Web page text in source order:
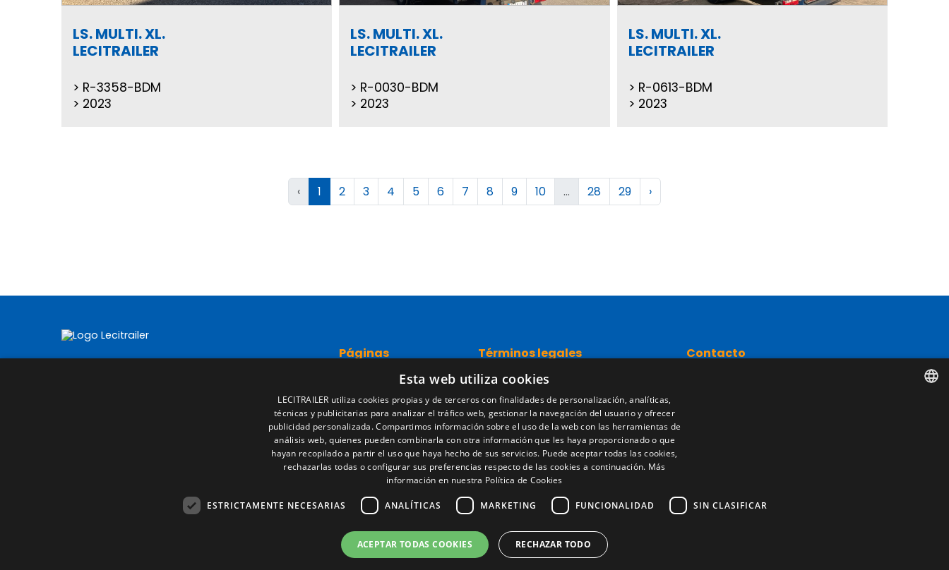
LS. MULTI. XL.
LECITRAILER
R-3358-BDM
2023
LS. MULTI. XL.
LECITRAILER
R-0030-BDM
2023
LS. MULTI. XL.
LECITRAILER
R-0613-BDM
2023
‹ 1 2 3 4 5 6 7 8 9 10 ... 28 29 ›
Páginas
Red comercial
Recambios
Portal empleo
Noticias
EgaLecitrailer
LT Defence
Términos legales
Aviso legal
Política de privacidad
Política de cookies
Condiciones generales de venta
Gestionar cookies
Contacto
Esta web utiliza cookies
LECITRAILER utiliza cookies propias y de terceros con finalidades de personalización, analíticas,
técnicas y publicitarias para analizar el tráfico web, gestionar la navegación del usuario y ofrecer
publicidad personalizada. Compartimos información sobre el uso de la web con las herramientas de
análisis web, quienes pueden combinarla con otra información que les haya proporcionado o que
hayan recopilado a partir el uso que haya hecho de sus servicios. Puede aceptar todas las cookies,
rechazarlas todas o configurar sus preferencias respecto de las cookies a continuación. Más
información en nuestra Política de Cookies
ESTRICTAMENTE NECESARIAS ANALÍTICAS MARKETING FUNCIONALIDAD SIN CLASIFICAR
ACEPTAR TODAS COOKIES RECHAZAR TODO